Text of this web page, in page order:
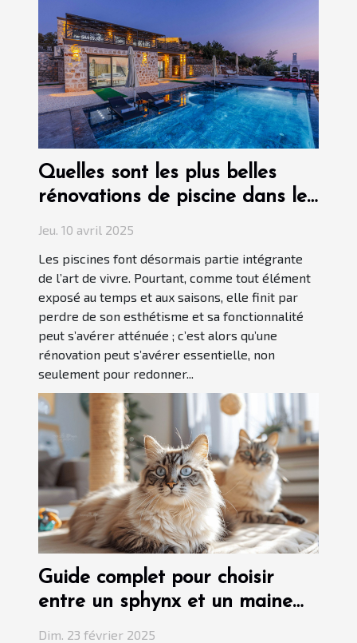
Quelles sont les plus belles
rénovations de piscine dans le
Jeu. 10 avril 2025
Les piscines font désormais partie intégrante
de l’art de vivre. Pourtant, comme tout élément
exposé au temps et aux saisons, elle finit par
perdre de son esthétisme et sa fonctionnalité
peut s’avérer atténuée ; c’est alors qu’une
rénovation peut s’avérer essentielle, non
seulement pour redonner...
Guide complet pour choisir
entre un sphynx et un maine
Dim. 23 février 2025